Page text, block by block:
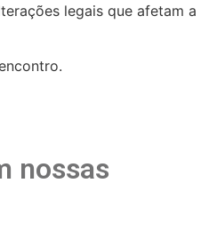
legais que afetam a
nossas